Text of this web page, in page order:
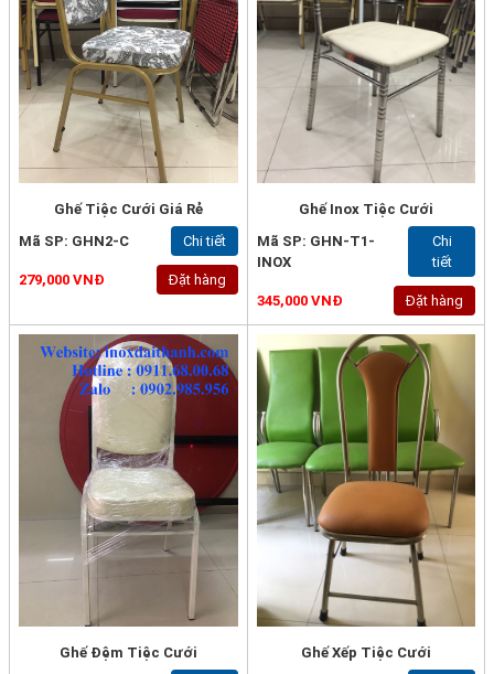
Ghế Tiệc Cưới Giá Rẻ
Mã SP: GHN2-C
Chi tiết
279,000 VNĐ Đặt hàng
Ghế Inox Tiệc Cưới
Mã SP: GHN-T1-
INOX
Chi
tiết
345,000 VNĐ Đặt hàng
Ghế Đệm Tiệc Cưới
Ghế Xếp Tiệc Cưới